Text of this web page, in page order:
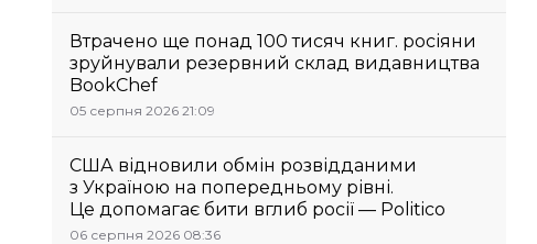
Втрачено ще понад 100 тисяч книг. росіяни
зруйнували резервний склад видавництва
BookChef
05 серпня 2026 21:09
США відновили обмін розвідданими
з Україною на попередньому рівні.
Це допомагає бити вглиб росії — Politico
06 серпня 2026 08:36